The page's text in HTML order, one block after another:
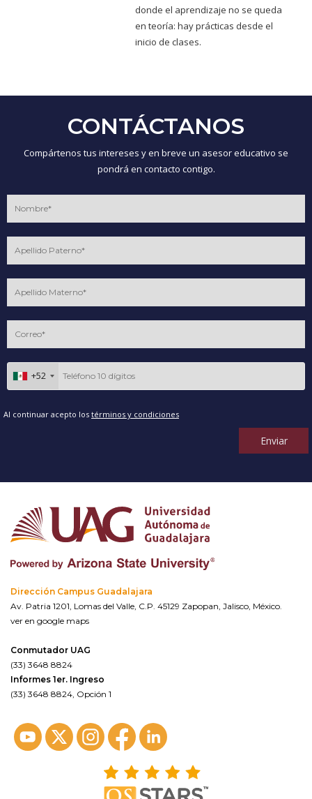
donde el aprendizaje no se queda
en teoría: hay prácticas desde el
inicio de clases.
CONTÁCTANOS
Compártenos tus intereses y en breve un asesor educativo se
pondrá en contacto contigo.
+52
Al continuar acepto los términos y condiciones
Enviar
Dirección Campus Guadalajara
Av. Patria 1201, Lomas del Valle, C.P. 45129 Zapopan, Jalisco, México.
ver en google maps
Conmutador UAG
(33) 3648 8824
Informes 1er. Ingreso
(33) 3648 8824, Opción 1